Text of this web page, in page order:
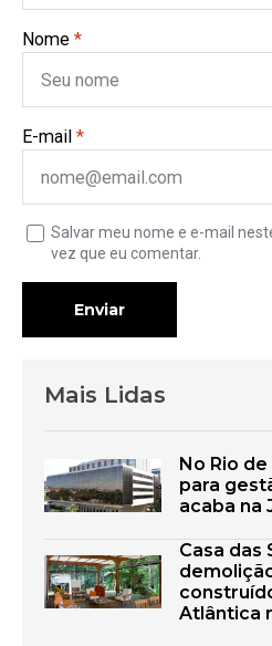
Nome *
E-mail *
Salvar meu nome e e-mail
vez que eu comentar.
Enviar
Mais Lidas
No Rio
para
acaba na
Casa das
Atlântica